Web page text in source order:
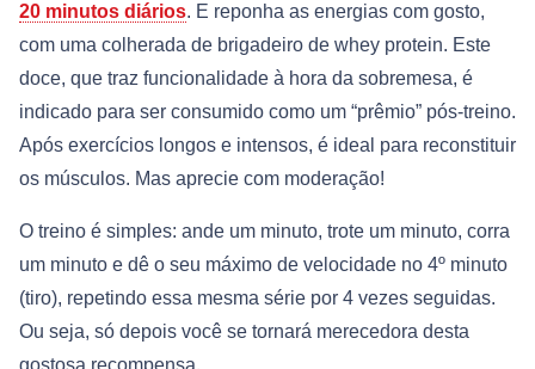
20 minutos diários. E reponha as energias com gosto,
com uma colherada de brigadeiro de whey protein. Este
doce, que traz funcionalidade à hora da sobremesa, é
indicado para ser consumido como um “prêmio” pós-treino.
Após exercícios longos e intensos, é ideal para reconstituir
os músculos. Mas aprecie com moderação!
O treino é simples: ande um minuto, trote um minuto, corra
um minuto e dê o seu máximo de velocidade no 4º minuto
(tiro), repetindo essa mesma série por 4 vezes seguidas.
Ou seja, só depois você se tornará merecedora desta